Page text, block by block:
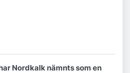
Nordkalk nämnts som en